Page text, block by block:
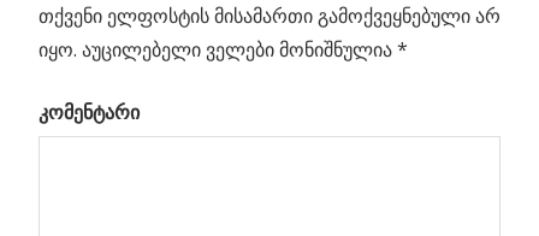
ნავიგაცია
აღმოჩენილი შავი
ხვრელი
თქვენი ელფოსტის მისამართი გამოქვეყნებული არ
იყო. აუცილებელი ველები მონიშნულია*
კომენტარი